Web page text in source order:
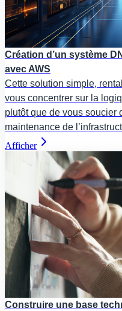
Création d’un système
avec AWS
Cette solution simple,
vous concentrer sur la
plutôt que de vous soucier
maintenance de
Afficher
Construire une base